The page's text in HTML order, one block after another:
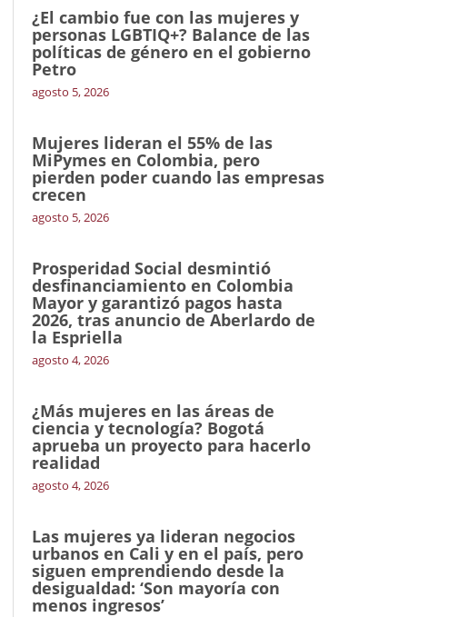
¿El cambio fue con las mujeres y
personas LGBTIQ+? Balance de las
políticas de género en el gobierno
Petro
agosto 5, 2026
Mujeres lideran el 55% de las
MiPymes en Colombia, pero
pierden poder cuando las empresas
crecen
agosto 5, 2026
Prosperidad Social desmintió
desfinanciamiento en Colombia
Mayor y garantizó pagos hasta
2026, tras anuncio de Aberlardo de
la Espriella
agosto 4, 2026
¿Más mujeres en las áreas de
ciencia y tecnología? Bogotá
aprueba un proyecto para hacerlo
realidad
agosto 4, 2026
Las mujeres ya lideran negocios
urbanos en Cali y en el país, pero
siguen emprendiendo desde la
desigualdad: ‘Son mayoría con
menos ingresos’